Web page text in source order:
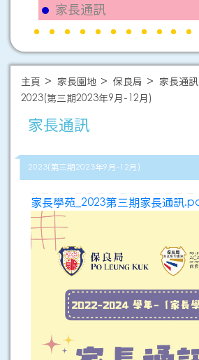
家長通訊
主頁 家長園地 保良局
家長通訊
2023(第三期2023年9月-12月)
家長通訊
2023(第三期2023年9月-12月)
家長學苑_2023第三期家長通訊